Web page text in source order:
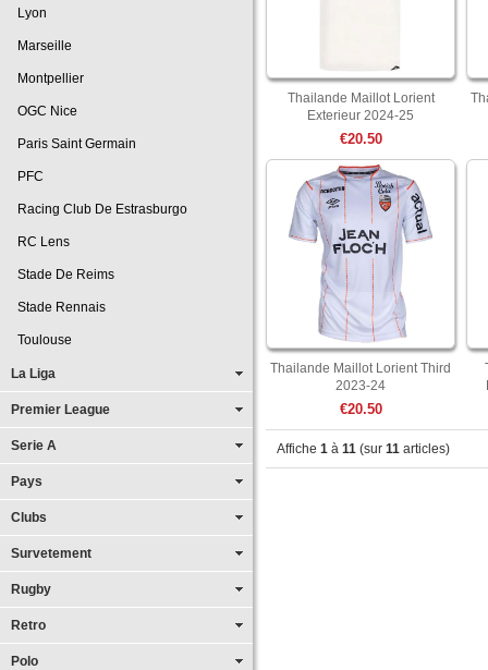
Lyon
Marseille
Montpellier
OGC Nice
Paris Saint Germain
PFC
Racing Club De Estrasburgo
RC Lens
Stade De Reims
Stade Rennais
Toulouse
La Liga
Premier League
Serie A
Pays
Clubs
Survetement
Rugby
Retro
Polo
Thailande Maillot Lorient
Exterieur 2024-25
€20.50
Thailande Maillot Lorient Third
2023-24
€20.50
Affiche 1 à 11 (sur 11 articles)